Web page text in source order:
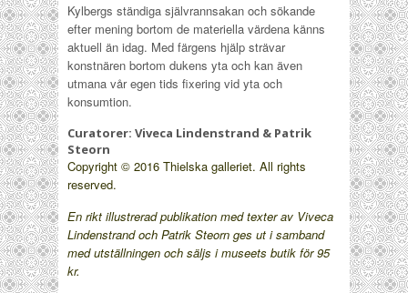
Kylbergs ständiga självrannsakan och sökande
efter mening bortom de materiella värdena känns
aktuell än idag. Med färgens hjälp strävar
konstnären bortom dukens yta och kan även
utmana vår egen tids fixering vid yta och
konsumtion.
Curatorer: Viveca Lindenstrand & Patrik
Steorn
Copyright © 2016 Thielska galleriet. All rights
reserved.
En rikt illustrerad publikation med texter av Viveca
Lindenstrand och Patrik Steorn ges ut i samband
med utställningen och säljs i museets butik för 95
kr.